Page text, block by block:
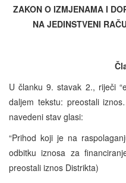
ZAKON O IZMJENAMA I
NA JEDINSTVENI
U članku 9. stavak 2., riječi
daljem tekstu: preostali
navedeni stav glasi:
“Prihod koji je na
odbitku iznosa za
preostali iznos Distrikta)